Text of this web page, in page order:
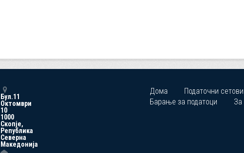
Бул.11
Октомври
10
1000
Скопје,
Република
Северна
Македонија
Дома
Податочни сетови
Барање за податоци
За